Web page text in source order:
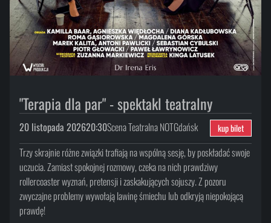
"Terapia dla par" - spektakl teatralny
20 listopada 202620:30Scena Teatralna NOTGdańsk kup bilet
Trzy skrajnie różne związki trafiają na wspólną sesję, by poskładać swoje
uczucia. Zamiast spokojnej rozmowy, czeka na nich prawdziwy
rollercoaster wyznań, pretensji i zaskakujących sojuszy. Z pozoru
zwyczajne problemy wywołają lawinę śmiechu lub odkryją niepokojącą
prawdę!